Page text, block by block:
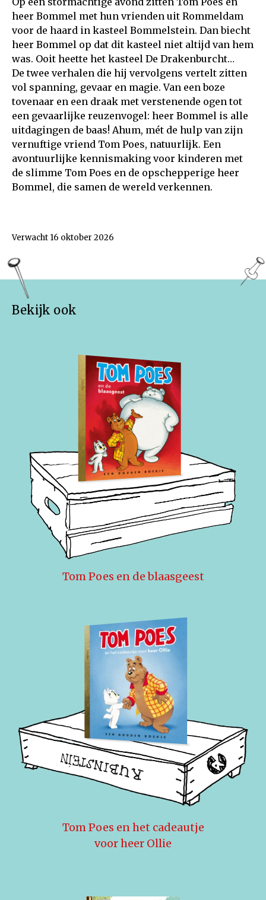
heer Bommel met hun vrienden uit Rommeldam
voor de haard in kasteel Bommelstein. Dan biecht
heer Bommel op dat dit kasteel niet altijd van hem
was. Ooit heette het kasteel De Drakenburcht…
De twee verhalen die hij vervolgens vertelt zitten
vol spanning, gevaar en magie. Van een boze
tovenaar en een draak met verstenende ogen tot
een gevaarlijke reuzenvogel: heer Bommel is alle
uitdagingen de baas! Ahum, mét de hulp van zijn
vernuftige vriend Tom Poes, natuurlijk. Een
avontuurlijke kennismaking voor kinderen met
de slimme Tom Poes en de opschepperige heer
Bommel, die samen de wereld verkennen.
Verwacht 16 oktober 2026
Bekijk ook
Tom Poes en de blaasgeest
Tom Poes en het cadeautje
voor heer Ollie